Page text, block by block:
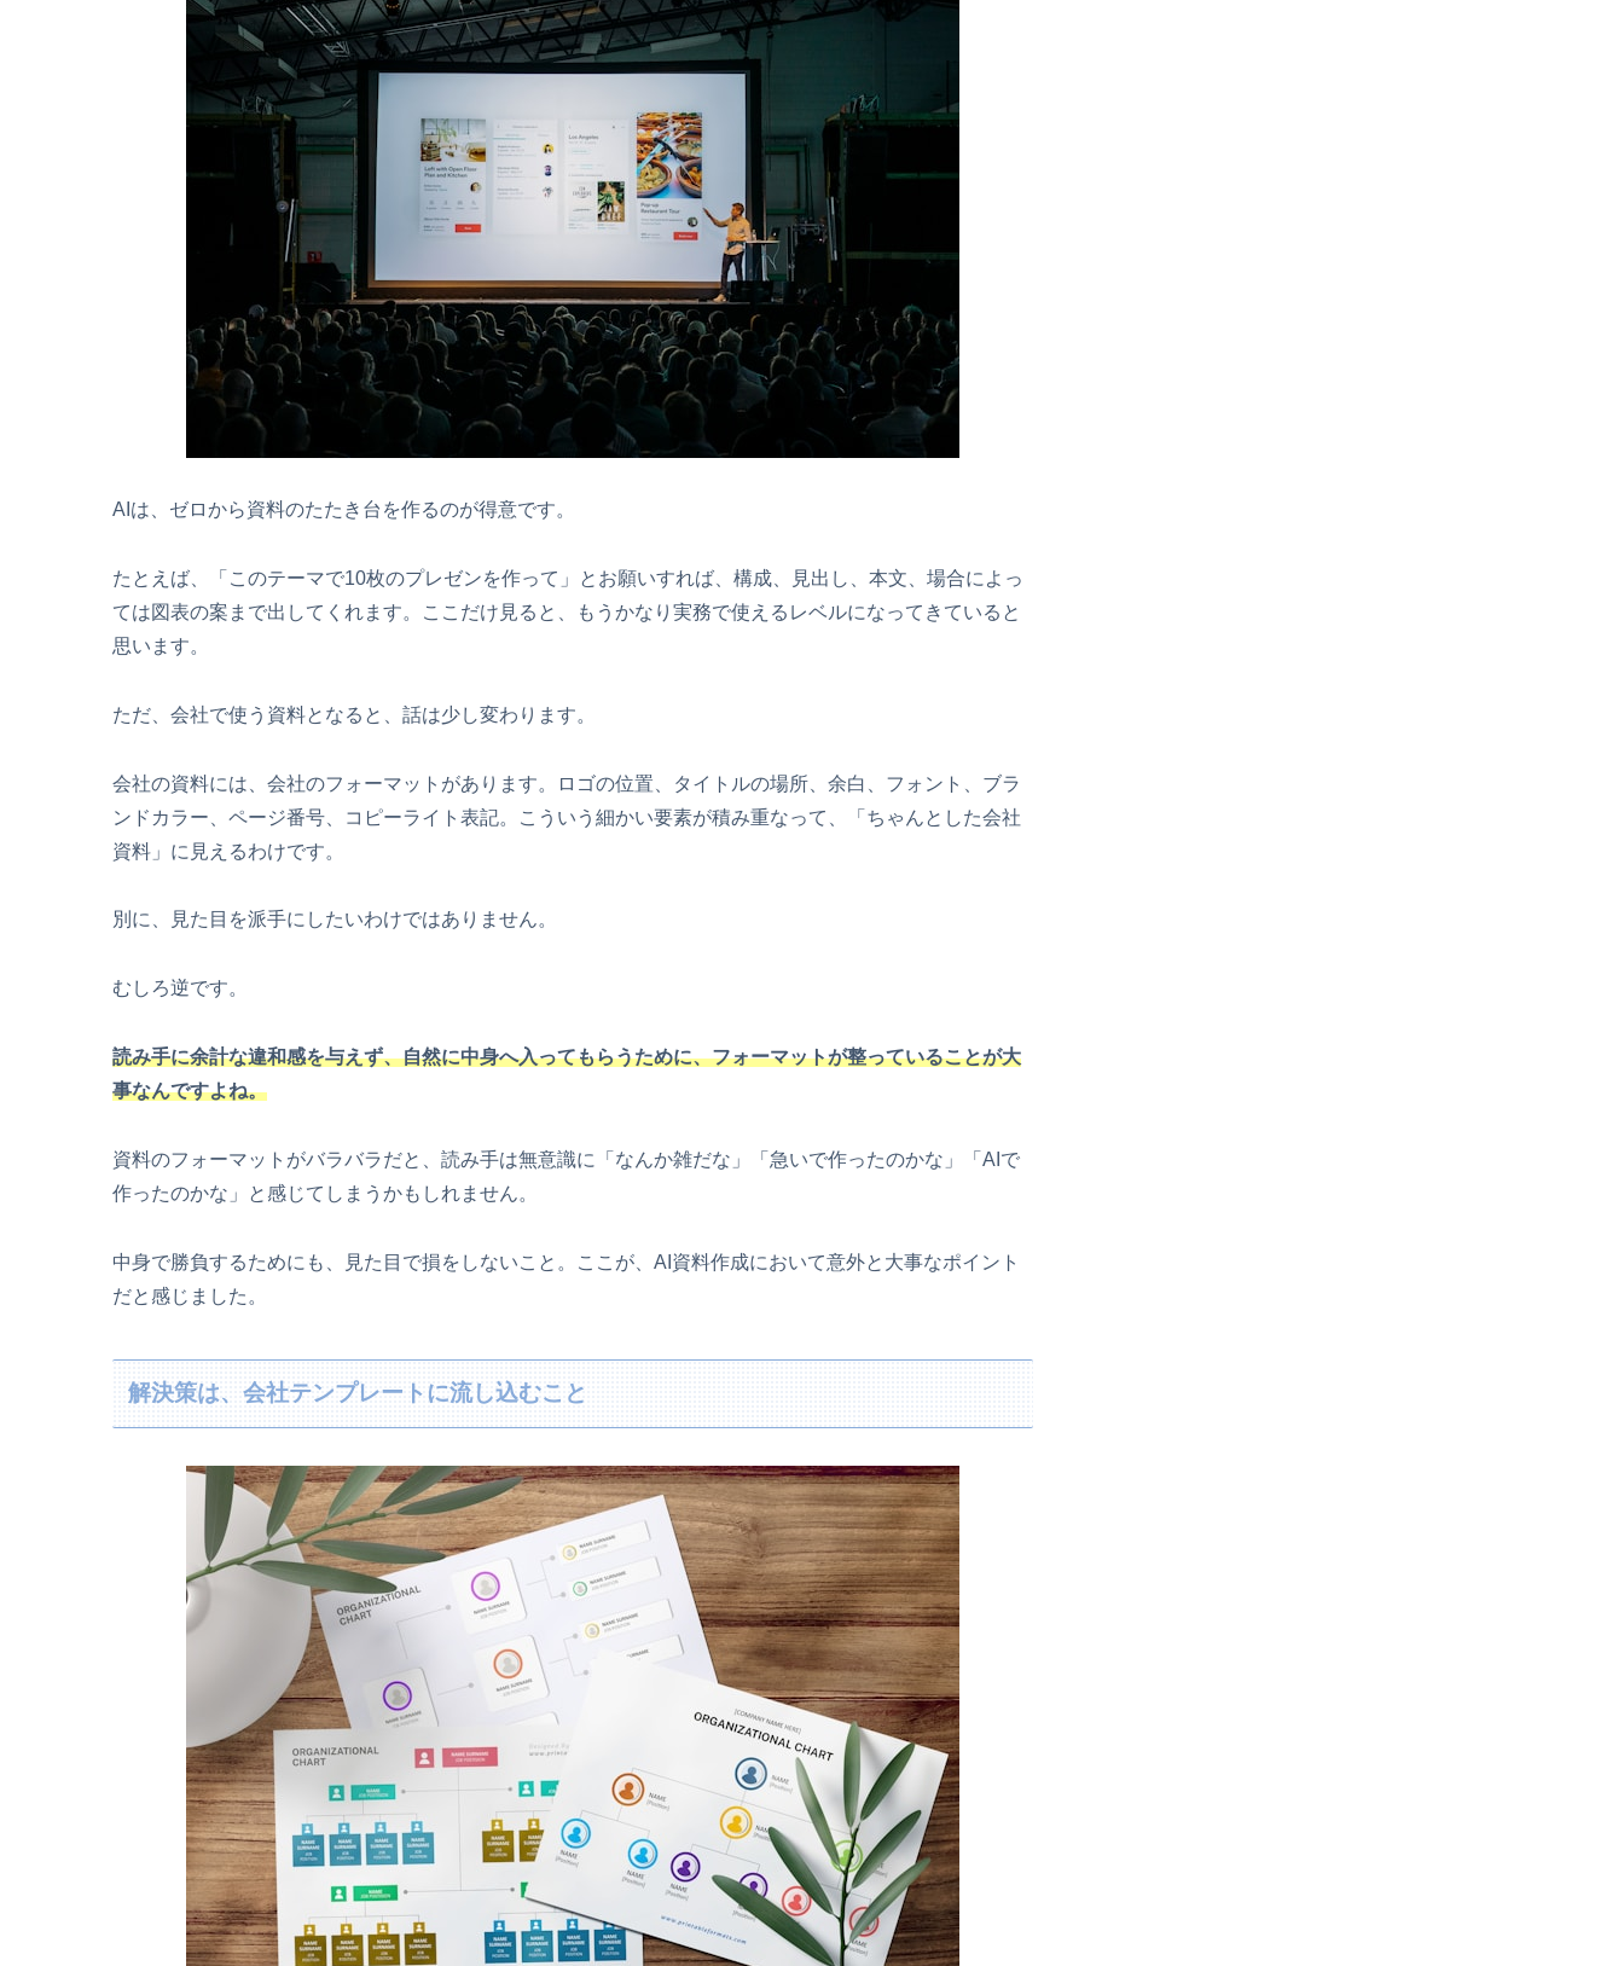
AIは、ゼロから資料のたたき台を作るのが得意です。
たとえば、「このテーマで10枚のプレゼンを作って」とお願いすれば、構成、見出し、本文、場合によっ
ては図表の案まで出してくれます。ここだけ見ると、もうかなり実務で使えるレベルになってきていると
思います。
ただ、会社で使う資料となると、話は少し変わります。
会社の資料には、会社のフォーマットがあります。ロゴの位置、タイトルの場所、余白、フォント、ブラ
ンドカラー、ページ番号、コピーライト表記。こういう細かい要素が積み重なって、「ちゃんとした会社
資料」に見えるわけです。
別に、見た目を派手にしたいわけではありません。
むしろ逆です。
読み手に余計な違和感を与えず、自然に中身へ入ってもらうために、フォーマットが整っていることが大
事なんですよね。
資料のフォーマットがバラバラだと、読み手は無意識に「なんか雑だな」「急いで作ったのかな」「AIで
作ったのかな」と感じてしまうかもしれません。
中身で勝負するためにも、見た目で損をしないこと。ここが、AI資料作成において意外と大事なポイント
だと感じました。
解決策は、会社テンプレートに流し込むこと